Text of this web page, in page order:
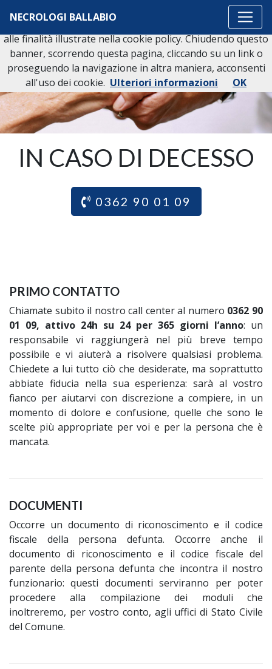
NECROLOGI BALLABIO
IN CASO DI DECESSO
0362 90 01 09
PRIMO CONTATTO
Chiamate subito il nostro call center al numero 0362 90
01 09, attivo 24h su 24 per 365 giorni l’anno: un
responsabile vi raggiungerà nel più breve tempo
possibile e vi aiuterà a risolvere qualsiasi problema.
Chiedete a lui tutto ciò che desiderate, ma soprattutto
abbiate fiducia nella sua esperienza: sarà al vostro
fianco per aiutarvi con discrezione a compiere, in un
momento di dolore e confusione, quelle che sono le
scelte più appropriate per voi e per la persona che è
mancata.
DOCUMENTI
Occorre un documento di riconoscimento e il codice
fiscale della persona defunta. Occorre anche il
documento di riconoscimento e il codice fiscale del
parente della persona defunta che incontra il nostro
funzionario: questi documenti serviranno per poter
procedere alla compilazione dei moduli che
inoltreremo, per vostro conto, agli uffici di Stato Civile
del Comune.
Questo sito o gli strumenti terzi da questo utilizzati si
avvalgono di cookie necessari al funzionamento ed utili
alle finalità illustrate nella cookie policy. Chiudendo questo
banner, scorrendo questa pagina, cliccando su un link o
proseguendo la navigazione in altra maniera, acconsenti
all'uso dei cookie. Ulteriori informazioni OK